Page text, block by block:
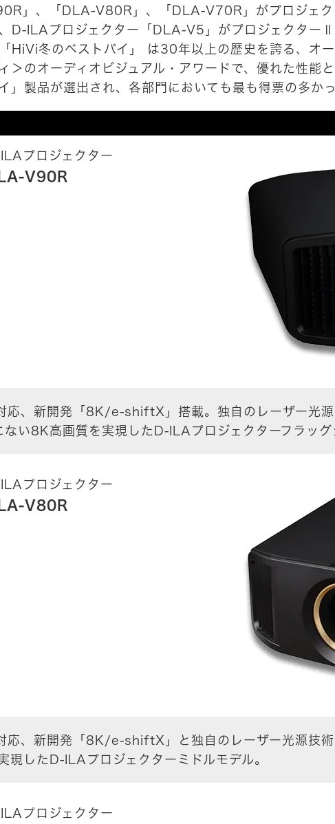
」、「DLA-V80R」、「DLA-V70R」がプロジェ
D-ILAプロジェクター「DLA-V5」がプロジェクターⅡ
HiVi冬のベストバイ」 は30年以上の歴史を誇る、オ
＞のオーディオビジュアル・アワードで、優れた性能
」製品が選出され、各部門においても最も得票の多か
プロジェクター
V90R
、新開発「8K/e-shiftX」搭載。独自のレーザー光
い8K高画質を実現したD-ILAプロジェクターフラッグ
プロジェクター
V80R
、新開発「8K/e-shiftX」と独自のレーザー光源技
現したD-ILAプロジェクターミドルモデル。
プロジェクター